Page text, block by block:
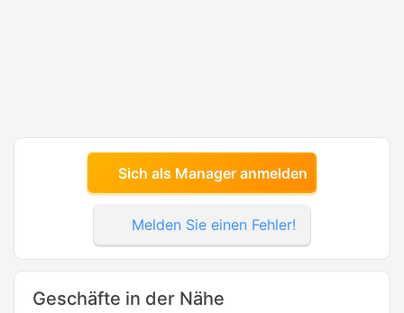
Sich als Manager anmelden
Melden Sie einen Fehler!
Geschäfte in der Nähe